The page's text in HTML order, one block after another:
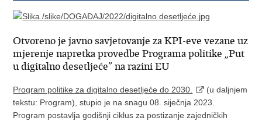
Otvoreno je javno savjetovanje za KPI-eve vezane uz
mjerenje napretka provedbe Programa politike „Put
u digitalno desetljeće” na razini EU
Program politike za digitalno desetljeće do 2030.
(u daljnjem
tekstu: Program), stupio je na snagu 08. siječnja 2023.
Program postavlja godišnji ciklus za postizanje zajedničkih